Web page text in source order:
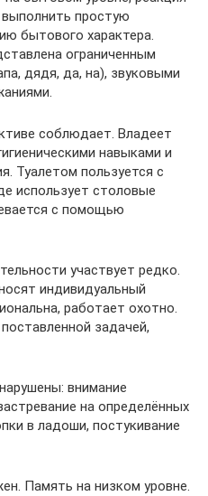
простую
бытового характера.
ограниченным
дядя, да, на), звуковыми
соблюдает. Владеет
навыками и
Туалетом пользуется с
использует столовые
с помощью
участвует редко.
индивидуальный
работает охотно.
задачей,
внимание
на определённых
в ладоши, постукивание
Память на низком уровне.